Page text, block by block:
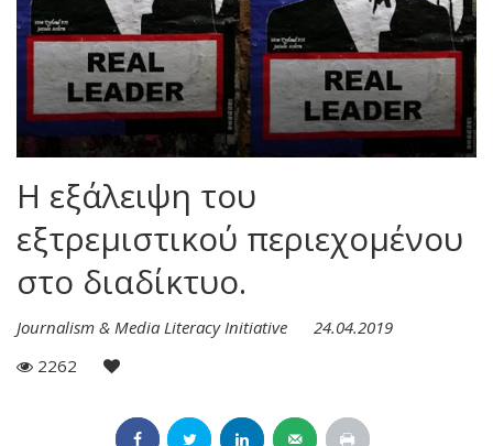
Η εξάλειψη του
εξτρεμιστικού περιεχομένου
στο διαδίκτυο.
Journalism & Media Literacy Initiative
24.04.2019
2262